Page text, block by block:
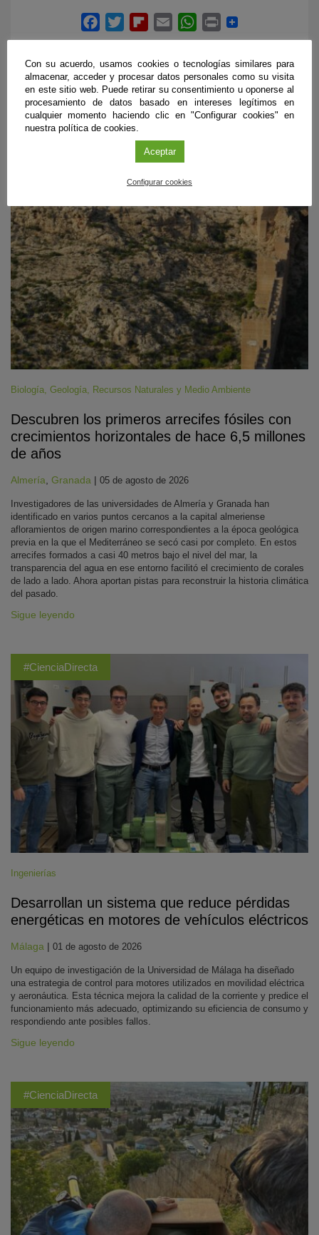
ÚLTIMAS PUBLICACIONES
Biología Geología Recursos Naturales y Medio Ambiente
Descubren los primeros arrecifes fósiles con
crecimientos horizontales de hace 6,5 millones
de años
Almería Granada | 05 de agosto de 2026
Investigadores de las universidades de Almería y Granada han
identificado en varios puntos cercanos a la capital almeriense
afloramientos de origen marino correspondientes a la época geológica
previa en la que el Mediterráneo se secó casi por completo. En estos
arrecifes formados a casi 40 metros bajo el nivel del mar, la
transparencia del agua en ese entorno facilitó el crecimiento de corales
de lado a lado. Ahora aportan pistas para reconstruir la historia climática
del pasado.
Sigue leyendo
#CienciaDirecta
Ingenierías
Desarrollan un sistema que reduce pérdidas
energéticas en motores de vehículos eléctricos
Málaga | 01 de agosto de 2026
Un equipo de investigación de la Universidad de Málaga ha diseñado
una estrategia de control para motores utilizados en movilidad eléctrica
y aeronáutica. Esta técnica mejora la calidad de la corriente y predice el
funcionamiento más adecuado, optimizando su eficiencia de consumo y
respondiendo ante posibles fallos.
Sigue leyendo
#CienciaDirecta
Con su acuerdo, usamos cookies o tecnologías similares para
almacenar, acceder y procesar datos personales como su visita
en este sitio web. Puede retirar su consentimiento u oponerse al
procesamiento de datos basado en intereses legítimos en
cualquier momento haciendo clic en "Configurar cookies" en
nuestra política de cookies.
Aceptar
Configurar cookies